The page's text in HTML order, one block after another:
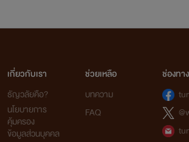
เกี่ยวกับเรา
ธัญวลัยคือ?
นโยบายการ
คุ้มครอง
ข้อมูลส่วนบุคคล
ช่วยเหลือ
บทความ
FAQ
ช่องท